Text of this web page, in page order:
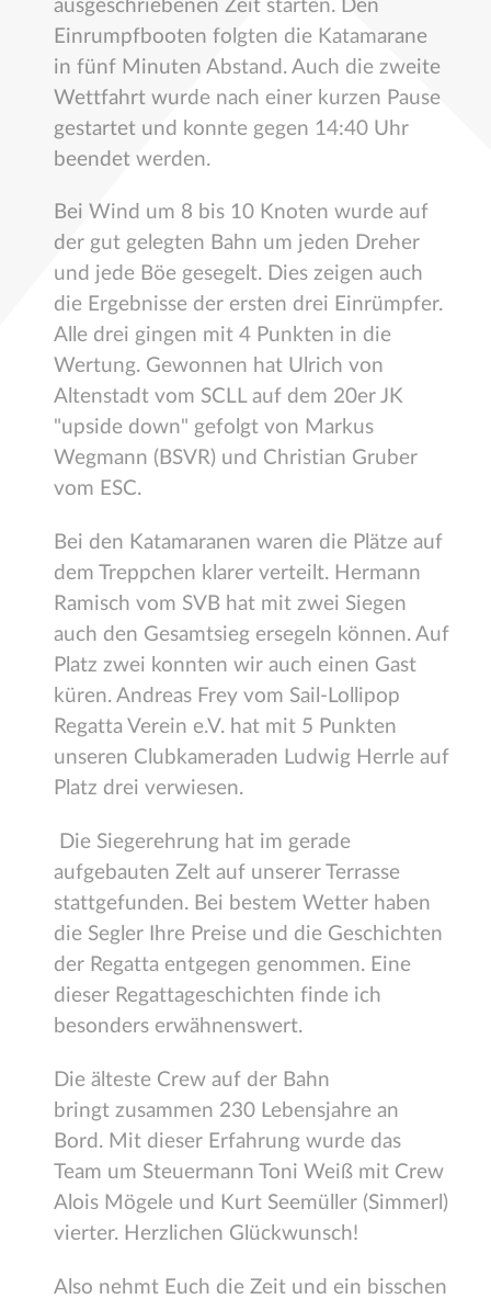
ausgeschriebenen Zeit starten. Den
Einrumpfbooten folgten die Katamarane
in fünf Minuten Abstand. Auch die zweite
Wettfahrt wurde nach einer kurzen Pause
gestartet und konnte gegen 14:40 Uhr
beendet werden.
Bei Wind um 8 bis 10 Knoten wurde auf
der gut gelegten Bahn um jeden Dreher
und jede Böe gesegelt. Dies zeigen auch
die Ergebnisse der ersten drei Einrümpfer.
Alle drei gingen mit 4 Punkten in die
Wertung. Gewonnen hat Ulrich von
Altenstadt vom SCLL auf dem 20er JK
"upside down" gefolgt von Markus
Wegmann (BSVR) und Christian Gruber
vom ESC.
Bei den Katamaranen waren die Plätze auf
dem Treppchen klarer verteilt. Hermann
Ramisch vom SVB hat mit zwei Siegen
auch den Gesamtsieg ersegeln können. Auf
Platz zwei konnten wir auch einen Gast
küren. Andreas Frey vom Sail-Lollipop
Regatta Verein e.V. hat mit 5 Punkten
unseren Clubkameraden Ludwig Herrle auf
Platz drei verwiesen.
Die Siegerehrung hat im gerade
aufgebauten Zelt auf unserer Terrasse
stattgefunden. Bei bestem Wetter haben
die Segler Ihre Preise und die Geschichten
der Regatta entgegen genommen. Eine
dieser Regattageschichten finde ich
besonders erwähnenswert.
Die älteste Crew auf der Bahn
bringt zusammen 230 Lebensjahre an
Bord. Mit dieser Erfahrung wurde das
Team um Steuermann Toni Weiß mit Crew
Alois Mögele und Kurt Seemüller (Simmerl)
vierter. Herzlichen Glückwunsch!
Also nehmt Euch die Zeit und ein bisschen